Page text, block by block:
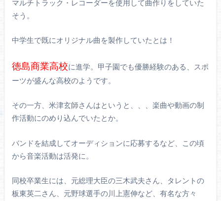
マルチトラック・レコーダーを使用して曲作りをしていた
そう。
中学生で既にオリジナル曲を製作していたとは！
徳島商業高校に進学。甲子園でも優勝経験のある、スポ
ーツが盛んな高校のようです。
その一方、米津玄師さんはというと、、、楽曲や動画の制
作活動にのめり込んでいたとか。
バンドを結成してオーディションに応募するなど、この頃
から音楽活動は活発に。
同校卒業生には、元総理大臣の三木武夫さん、タレントの
板東英二さん、元野球選手の川上憲伸など、有名な方々